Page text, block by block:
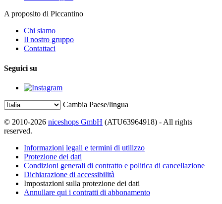
A proposito di Piccantino
Chi siamo
Il nostro gruppo
Contattaci
Seguici su
Cambia Paese/lingua
© 2010-2026 niceshops GmbH (ATU63964918) - All rights
reserved.
Informazioni legali e termini di utilizzo
Protezione dei dati
Condizioni generali di contratto e politica di cancellazione
Dichiarazione di accessibilità
Impostazioni sulla protezione dei dati
Annullare qui i contratti di abbonamento